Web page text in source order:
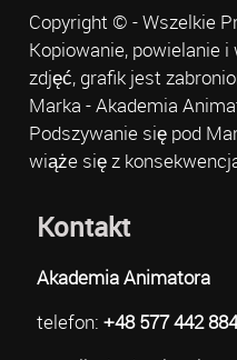
Copyright © - Wszelkie
Kopiowanie, powielanie
zdjęć, grafik jest
Marka - Akademia
Podszywanie się pod
wiąże się z
Kontakt
Akademia Animatora
telefon: +48 577 442 884